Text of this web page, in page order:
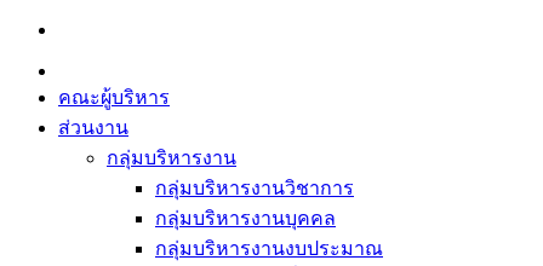
Skip
content
คณะผู้บริหาร
ส่วนงาน
กลุ่มบริหารงาน
กลุ่มบริหารงานวิชาการ
กลุ่มบริหารงานบุคคล
กลุ่มบริหารงานงบประมาณ